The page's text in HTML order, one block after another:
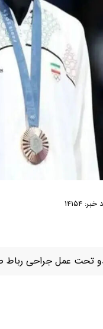
۱۴۱۵۴
تحت عمل جراحی رباط